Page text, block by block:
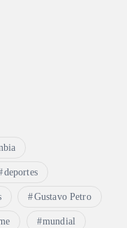
deportes
Gustavo Petro
mundial